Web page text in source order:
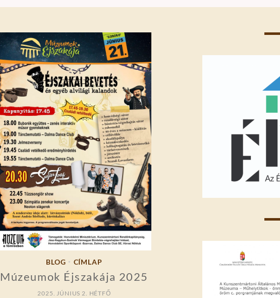
BLOG • CÍMLAP
Múzeumok Éjszakája 2025
2025. JÚNIUS 2. HÉTFŐ